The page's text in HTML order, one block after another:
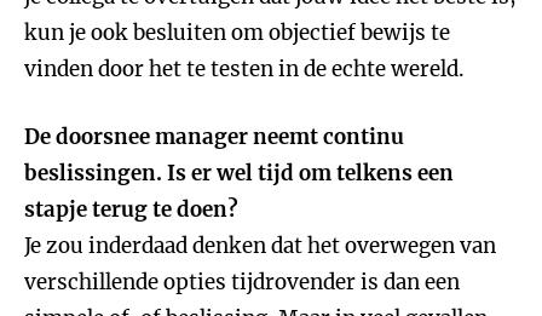
kun je ook besluiten om objectief bewijs te
vinden door het te testen in de echte wereld.
De doorsnee manager neemt continu
beslissingen. Is er wel tijd om telkens een
stapje terug te doen?
Je zou inderdaad denken dat het overwegen van
verschillende opties tijdrovender is dan een